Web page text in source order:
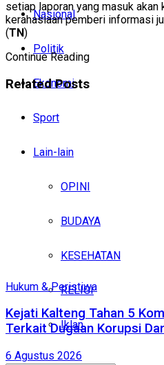
Nasional
Politik
Ekonomi
Sport
Lain-lain
OPINI
BUDAYA
KESEHATAN
RELIGI
Iklan
setiap laporan yang masuk akan
kerahasiaan pemberi informasi
(TN)
Continue Reading
RelatedPosts
Hukum & Peristiwa
Kejati Kalteng Tahan 5
Terkait Dugaan Korupsi
6 Agustus 2026